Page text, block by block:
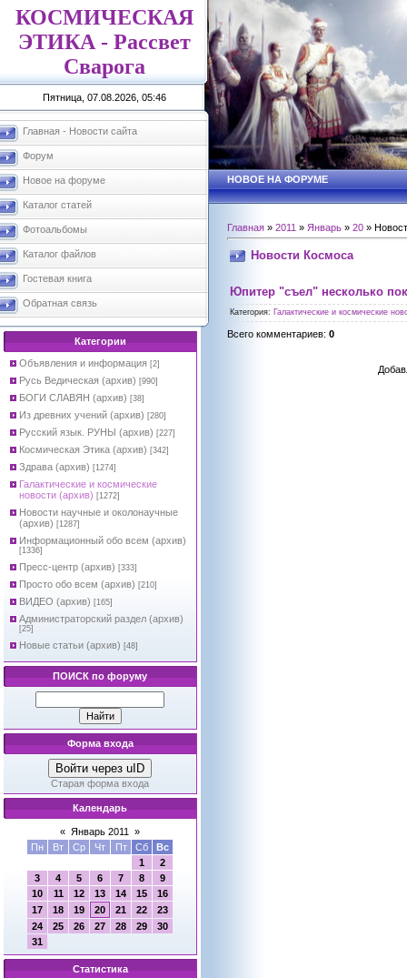
КОСМИЧЕСКАЯ
ЭТИКА - Рассвет
Сварога
Пятница, 07.08.2026, 05:46
Главная - Новости сайта
Форум
Новое на форуме
Каталог статей
Фотоальбомы
Каталог файлов
Гостевая книга
Обратная связь
Категории
Объявления и информация [2]
Русь Ведическая (архив) [990]
БОГИ СЛАВЯН (архив) [38]
Из древних учений (архив) [280]
Русский язык. РУНЫ (архив) [227]
Космическая Этика (архив) [342]
Здрава (архив) [1274]
Галактические и космические
новости (архив) [1272]
Новости научные и околонаучные
(архив) [1287]
Информационный обо всем (архив)
[1336]
Пресс-центр (архив) [333]
Просто обо всем (архив) [210]
ВИДЕО (архив) [165]
Администраторский раздел (архив)
[25]
Новые статьи (архив) [48]
ПОИСК по форуму
Форма входа
Войти через uID
Старая форма входа
Календарь
« Январь 2011
»
Пн
Вт Ср Чт Пт Сб
Вс
1
2
3
4 5 6 7 8
9
10
11 12 13 14 15
16
17
18 19 20 21 22
23
24
25 26 27 28 29
30
31
Статистика
НОВОЕ НА ФОРУМЕ
Главная » 2011 » Январь » 20 »
Новости Космоса
Юпитер "съел" несколько
Категория: Галактические и космические
Всего комментариев: 0